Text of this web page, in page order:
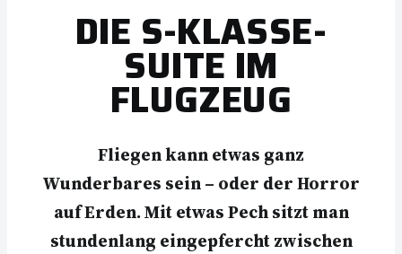
DIE S-KLASSE-
SUITE IM
FLUGZEUG
Fliegen kann etwas ganz
Wunderbares sein – oder der Horror
auf Erden. Mit etwas Pech sitzt man
stundenlang eingepfercht zwischen